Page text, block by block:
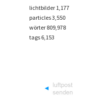
lichtbilder 1,177
particles3,550
wörter 809,978
tags 6,153